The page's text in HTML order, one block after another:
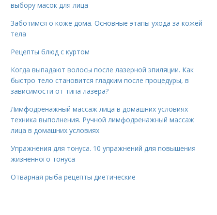
выбору масок для лица
Заботимся о коже дома. Основные этапы ухода за кожей
тела
Рецепты блюд с куртом
Когда выпадают волосы после лазерной эпиляции. Как
быстро тело становится гладким после процедуры, в
зависимости от типа лазера?
Лимфодренажный массаж лица в домашних условиях
техника выполнения. Ручной лимфодренажный массаж
лица в домашних условиях
Упражнения для тонуса. 10 упражнений для повышения
жизненного тонуса
Отварная рыба рецепты диетические